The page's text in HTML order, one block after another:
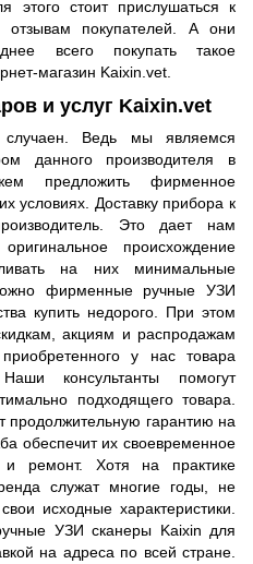
этого стоит прислушаться к
отзывам покупателей. А они
всего покупать такое
магазин Kaixin.vet.
и услуг Kaixin.vet
Ведь мы являемся
данного производителя в
предложить фирменное
условиях. Доставку прибора к
Это дает нам
происхождение
на них минимальные
фирменные ручные УЗИ
купить недорого. При этом
акциям и распродажам
у нас товара
консультанты помогут
подходящего товара.
продолжительную гарантию на
обеспечит их своевременное
и ремонт. Хотя на практике
служат многие годы, не
исходные характеристики.
УЗИ сканеры Kaixin для
на адреса по всей стране.